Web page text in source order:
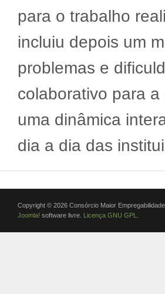
para o trabalho
incluiu depois um
problemas e
colaborativo para
uma dinâmica
dia a dia das
Copyright © 2026 Consórcio Maior
Joomla! software livre. Licença GNU GPL.